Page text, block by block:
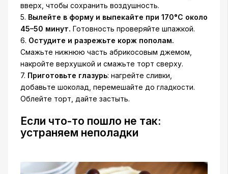
вверх, чтобы сохранить воздушность.
5. Вылейте в форму и выпекайте при 170°C около
45–50 минут. Готовность проверяйте шпажкой.
6. Остудите и разрежьте корж пополам.
Смажьте нижнюю часть абрикосовым джемом,
накройте верхушкой и смажьте торт сверху.
7. Приготовьте глазурь: нагрейте сливки,
добавьте шоколад, перемешайте до гладкости.
Облейте торт, дайте застыть.
Если что-то пошло не так:
устраняем неполадки